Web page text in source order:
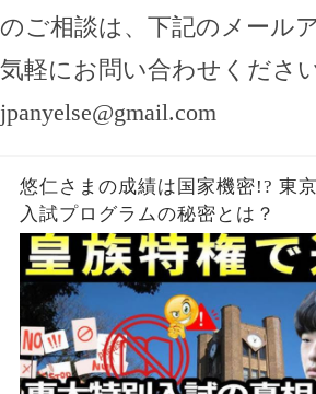
のご相談は、下記のメール
気軽にお問い合わせください
jpanyelse@gmail.com
悠仁さまの成績は国家機密!? 東
入試プログラムの秘密とは？